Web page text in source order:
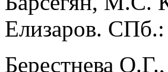
Елизаров.
Берестнева